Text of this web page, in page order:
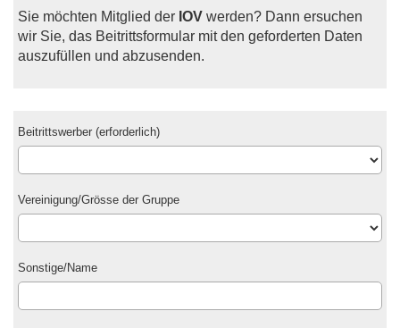
Sie möchten Mitglied der IOV werden? Dann ersuchen
wir Sie, das Beitrittsformular mit den geforderten Daten
auszufüllen und abzusenden.
Beitrittswerber (erforderlich)
Vereinigung/Grösse der Gruppe
Sonstige/Name